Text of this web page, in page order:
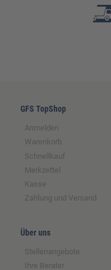
GFS TopShop
Anmelden
Warenkorb
Schnellkauf
Merkzettel
Kasse
Zahlung und Versand
Über uns
Stellenangebote
Ihre Berater